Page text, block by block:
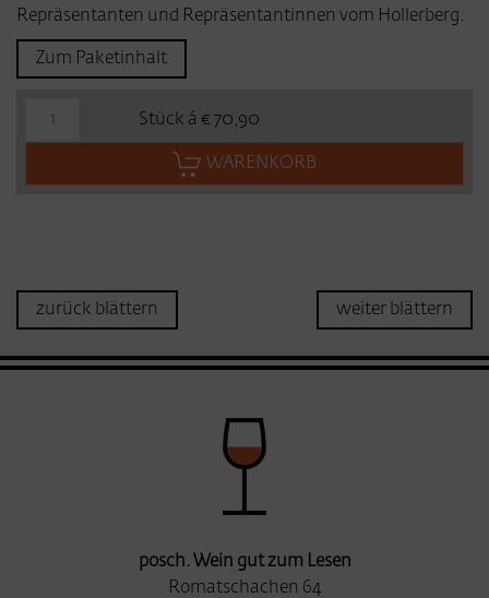
Repräsentanten und Repräsentantinnen vom Hollerberg.
Zum Paketinhalt
Stück á € 70,90
WARENKORB
zurück blättern weiter blättern
posch. Wein gut zum Lesen
Romatschachen 64